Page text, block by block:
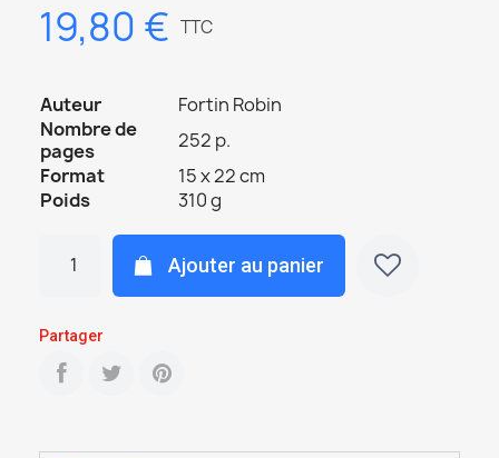
19,80 € TTC
Auteur
Fortin Robin
Nombre de
pages
252 p.
Format
15 x 22 cm
Poids
310 g
Ajouter au panier
Partager